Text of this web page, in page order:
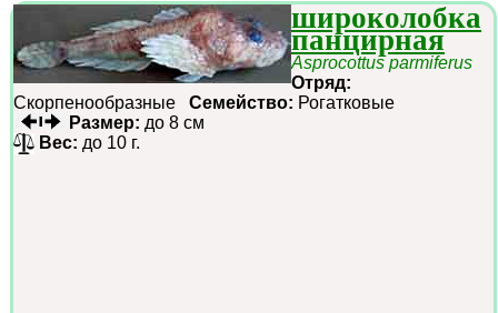
широколобка
панцирная
Asprocottus parmiferus
Отряд:
Скорпенообразные Семейство: Рогатковые
Размер: до 8 см
Вес: до 10 г.